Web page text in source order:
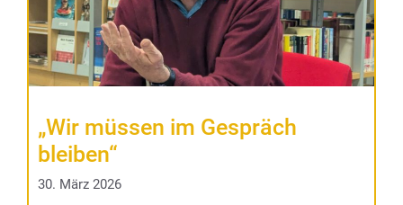
„Wir müssen im Gespräch
bleiben“
30. März 2026